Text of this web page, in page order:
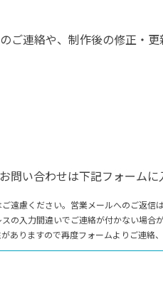
ご連絡や、制作後の修正・
問い合わせは下記フォーム
遠慮ください。営業メールへのご返信
の入力間違いでご連絡が付かない場合
ありますので再度フォームよりご連絡